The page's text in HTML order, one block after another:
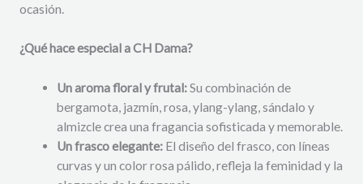
ocasión.
¿Qué hace especial a CH Dama?
Un aroma floral y frutal:Su combinación de
bergamota, jazmín, rosa, ylang-ylang, sándalo y
almizcle crea una fragancia sofisticada y memorable.
Un frasco elegante: El diseño del frasco, con líneas
curvas y un color rosa pálido, refleja la feminidad y la